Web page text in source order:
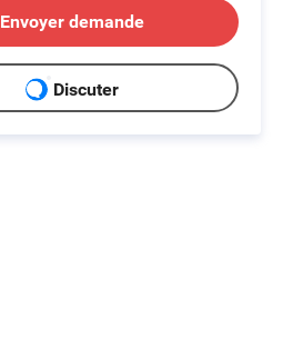
Envoyer demande
Discuter